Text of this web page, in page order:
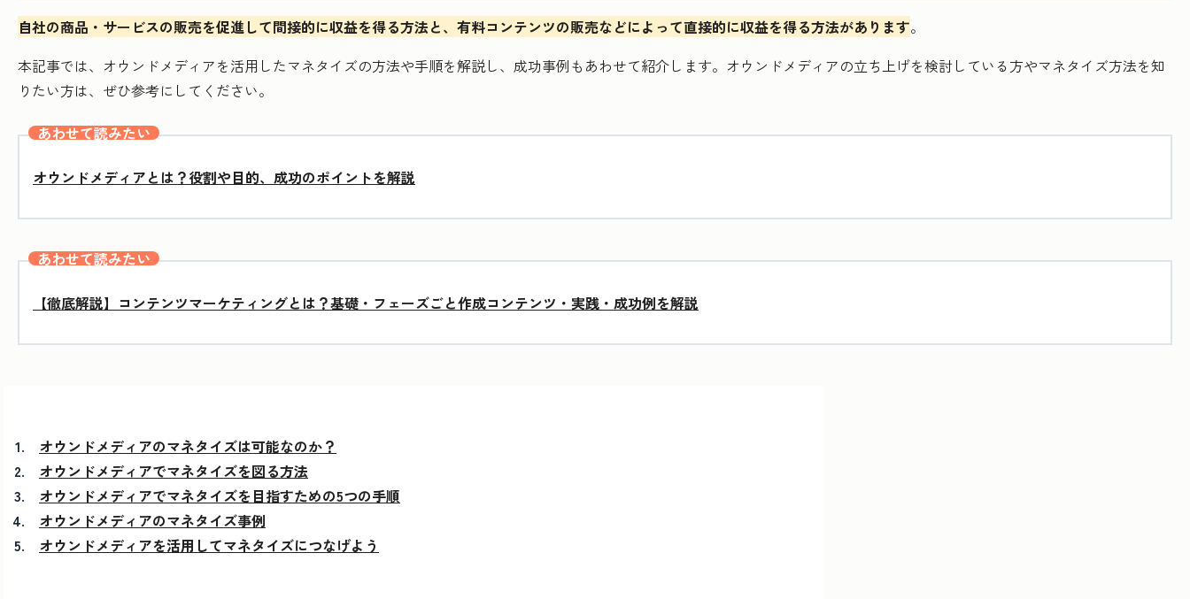
自社の商品・サービスの販売を促進して間接的に収益を得る方法と、有料コンテンツの販売などによって直接的に収益を得る方法があります。
本記事では、オウンドメディアを活用したマネタイズの方法や手順を解説し、成功事例もあわせて紹介します。オウンドメディアの立ち上げを検討している方やマネタイズ方法を知
りたい方は、ぜひ参考にしてください。
あわせて読みたい
オウンドメディアとは？役割や目的、成功のポイントを解説
あわせて読みたい
【徹底解説】コンテンツマーケティングとは？基礎・フェーズごと作成コンテンツ・実践・成功例を解説
オウンドメディアのマネタイズは可能なのか？
オウンドメディアでマネタイズを図る方法
オウンドメディアでマネタイズを目指すための5つの手順
オウンドメディアのマネタイズ事例
オウンドメディアを活用してマネタイズにつなげよう